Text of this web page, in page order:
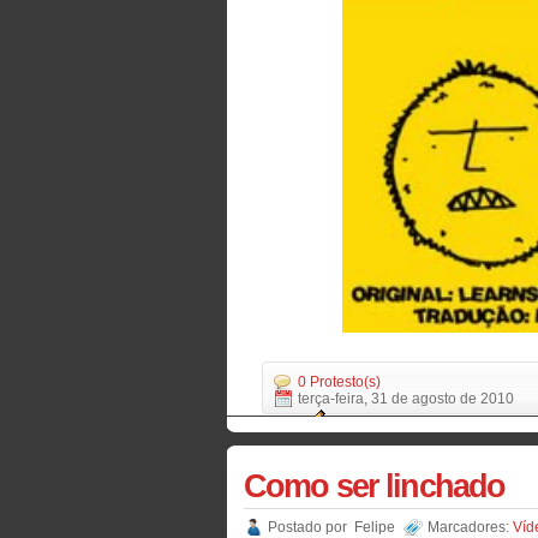
0 Protesto(s)
terça-feira, 31 de agosto de 2010
Como ser linchado
Postado por Felipe Marcadores: